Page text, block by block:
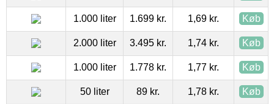
1.000 liter 1.699 kr. 1,69 kr. Køb
2.000 liter 3.495 kr. 1,74 kr. Køb
1.000 liter 1.778 kr. 1,77 kr. Køb
50 liter 89 kr. 1,78 kr. Køb